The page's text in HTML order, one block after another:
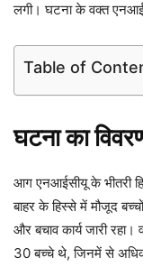
लगी। घटना के वक्त
Table of
घटना का
आग एनआईसीयू के भीतरी
बाहर के हिस्से में मौजूद
और बचाव कार्य जारी रहा।
30 बच्चे थे, जिनमें से